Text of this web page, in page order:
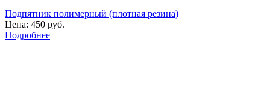
Подпятник полимерный (плотная резина)
Цена: 450 руб.
Подробнее